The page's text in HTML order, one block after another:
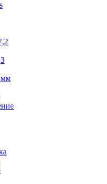
мм